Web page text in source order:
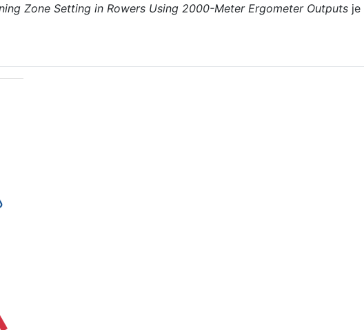
Zone Setting in Rowers Using 2000-Meter Ergometer Outputs je